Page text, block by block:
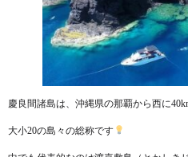
慶良間諸島は、沖縄県の那覇から西に
大小20の島々の総称です